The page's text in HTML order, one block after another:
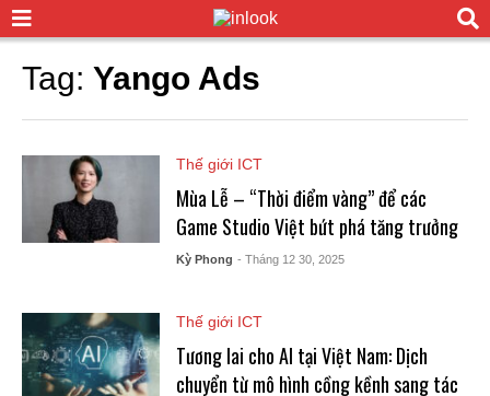
Tag: Yango Ads
Thế giới ICT
Mùa Lễ – “Thời điểm vàng” để các
Game Studio Việt bứt phá tăng trưởng
Kỳ Phong - Tháng 12 30, 2025
Thế giới ICT
Tương lai cho AI tại Việt Nam: Dịch
chuyển từ mô hình cồng kềnh sang tác